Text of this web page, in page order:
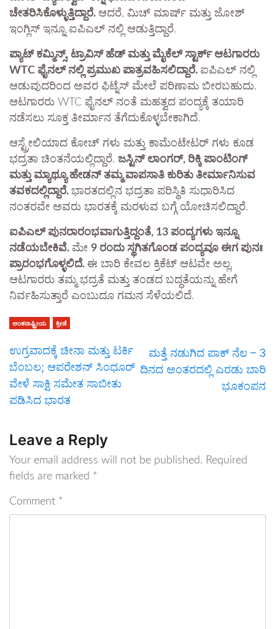
ಚೇತರಿಸಿಕೊಳ್ಳುತ್ತಿದ್ದಾರೆ. ಆದರೆ, ಮಿಚ್ ಮಾರ್ಷ್ ಮತ್ತು ಜೋಶ್
ಇಂಗ್ಲಿಸ್ ಇನ್ನೂ ಐಪಿಎಲ್ ನಲ್ಲಿ ಆಡುತ್ತಿದ್ದಾರೆ.
ಪ್ಯಾಟ್ ಕಮ್ಮಿನ್ಸ್, ಟ್ರಾವಿಸ್ ಹೆಡ್ ಮತ್ತು ಮೈಕೆಲ್ ಸ್ಟಾರ್ಕ್ ಆಟಗಾರರು
WTC ಫೈನಲ್ ನಲ್ಲಿ ಪ್ರಮುಖ ಪಾತ್ರವಹಿಸಲಿದ್ದಾರೆ. ಐಪಿಎಲ್ ನಲ್ಲಿ
ಆಡುವುದರಿಂದ ಅವರ ಫಿಟ್ನೆಸ್ ಮೇಲೆ ಪರಿಣಾಮ ಬೀರಬಹುದು.
ಆಟಗಾರರು WTC ಫೈನಲ್ ನಂತೆ ಮಹತ್ವದ ಪಂದ್ಯಕ್ಕೆ ತಯಾರಿ
ನಡೆಸಲು ಸೂಕ್ತ ತೀರ್ಮಾನ ತೆಗೆದುಕೊಳ್ಳಬೇಕಾಗಿದೆ.
ಆಸ್ಟ್ರೇಲಿಯಾದ ಕೋಚ್ ಗಳು ಮತ್ತು ಕಾಮೆಂಟೇಟರ್ ಗಳು ಕೂಡ
ಭದ್ರತಾ ಚಿಂತನೆಯಲ್ಲಿದ್ದಾರೆ. ಜಸ್ಟಿನ್ ಲಾಂಗರ್, ರಿಕ್ಕಿ ಪಾಂಟಿಂಗ್
ಮತ್ತು ಮ್ಯಾಥ್ಯೂ ಹೇಡನ್ ತಮ್ಮ ವಾಪಸಾತಿ ಕುರಿತು ತೀರ್ಮಾನಿಸುವ
ತವಕದಲ್ಲಿದ್ದಾರೆ. ಭಾರತದಲ್ಲಿನ ಭದ್ರತಾ ಪರಿಸ್ಥಿತಿ ಸುಧಾರಿಸಿದ
ನಂತರವೇ ಅವರು ಭಾರತಕ್ಕೆ ಮರಳುವ ಬಗ್ಗೆ ಯೋಚಿಸಲಿದ್ದಾರೆ.
ಐಪಿಎಲ್ ಪುನರಾರಂಭವಾಗುತ್ತಿದ್ದಂತೆ, 13 ಪಂದ್ಯಗಳು ಇನ್ನೂ
ನಡೆಯಬೇಕಿವೆ. ಮೇ 9 ರಂದು ಸ್ಥಗಿತಗೊಂಡ ಪಂದ್ಯವೂ ಈಗ ಪುನಃ
ಪ್ರಾರಂಭಗೊಳ್ಳಲಿದೆ. ಈ ಬಾರಿ ಕೇವಲ ಕ್ರಿಕೆಟ್ ಆಟವೇ ಅಲ್ಲ,
ಆಟಗಾರರು ತಮ್ಮ ಭದ್ರತೆ ಮತ್ತು ತಂಡದ ಬದ್ಧತೆಯನ್ನು ಹೇಗೆ
ನಿರ್ವಹಿಸುತ್ತಾರೆ ಎಂಬುದೂ ಗಮನ ಸೆಳೆಯಲಿದೆ.
ಅಂತರಾಷ್ಟ್ರೀಯ ಕ್ರೀಡೆ
ಉಗ್ರವಾದಕ್ಕೆ ಚೀನಾ ಮತ್ತು ಟರ್ಕಿ
ಬೆಂಬಲ; ಆಪರೇಶನ್ ಸಿಂಧೂರ್
ವೇಳೆ ಸಾಕ್ಷಿ ಸಮೇತ ಸಾಬೀತು
ಪಡಿಸಿದ ಭಾರತ
ಮತ್ತೆ ನಡುಗಿದ ಪಾಕ್ ನೆಲ – 3
ದಿನದ ಅಂತರದಲ್ಲಿ ಎರಡು ಬಾರಿ
ಭೂಕಂಪನ
Leave a Reply
Your email address will not be published. Required
fields are marked *
Comment *